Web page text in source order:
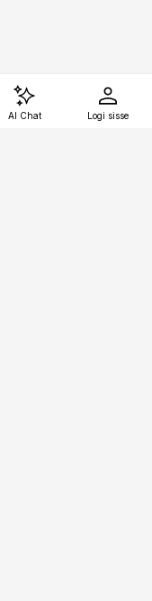
AI Chat Logi sisse